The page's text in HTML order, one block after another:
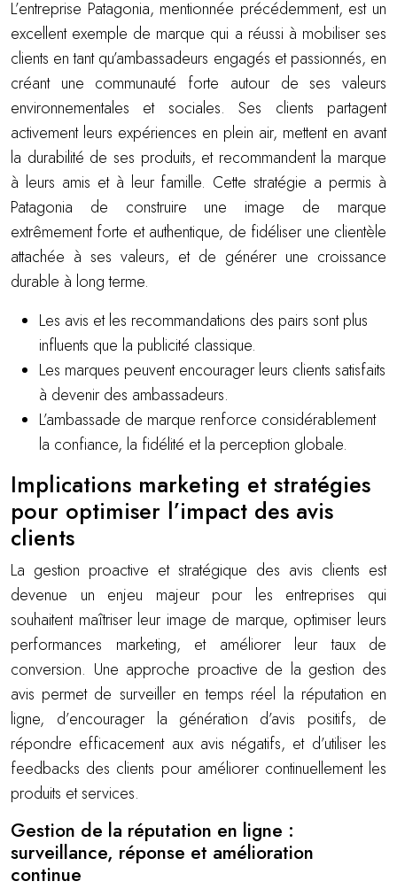
L’entreprise Patagonia, mentionnée précédemment, est un
excellent exemple de marque qui a réussi à mobiliser ses
clients en tant qu’ambassadeurs engagés et passionnés, en
créant une communauté forte autour de ses valeurs
environnementales et sociales. Ses clients partagent
activement leurs expériences en plein air, mettent en avant
la durabilité de ses produits, et recommandent la marque
à leurs amis et à leur famille. Cette stratégie a permis à
Patagonia de construire une image de marque
extrêmement forte et authentique, de fidéliser une clientèle
attachée à ses valeurs, et de générer une croissance
durable à long terme.
Les avis et les recommandations des pairs sont plus
influents que la publicité classique.
Les marques peuvent encourager leurs clients satisfaits
à devenir des ambassadeurs.
L’ambassade de marque renforce considérablement
la confiance, la fidélité et la perception globale.
Implications marketing et stratégies
pour optimiser l’impact des avis
clients
La gestion proactive et stratégique des avis clients est
devenue un enjeu majeur pour les entreprises qui
souhaitent maîtriser leur image de marque, optimiser leurs
performances marketing, et améliorer leur taux de
conversion. Une approche proactive de la gestion des
avis permet de surveiller en temps réel la réputation en
ligne, d’encourager la génération d’avis positifs, de
répondre efficacement aux avis négatifs, et d’utiliser les
feedbacks des clients pour améliorer continuellement les
produits et services.
Gestion de la réputation en ligne :
surveillance, réponse et amélioration
continue